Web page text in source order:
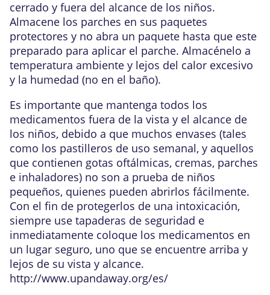
cerrado y fuera del alcance de los niños.
Almacene los parches en sus paquetes
protectores y no abra un paquete hasta que este
preparado para aplicar el parche. Almacénelo a
temperatura ambiente y lejos del calor excesivo
y la humedad (no en el baño).
Es importante que mantenga todos los
medicamentos fuera de la vista y el alcance de
los niños, debido a que muchos envases (tales
como los pastilleros de uso semanal, y aquellos
que contienen gotas oftálmicas, cremas, parches
e inhaladores) no son a prueba de niños
pequeños, quienes pueden abrirlos fácilmente.
Con el fin de protegerlos de una intoxicación,
siempre use tapaderas de seguridad e
inmediatamente coloque los medicamentos en
un lugar seguro, uno que se encuentre arriba y
lejos de su vista y alcance.
http://www.upandaway.org/es/